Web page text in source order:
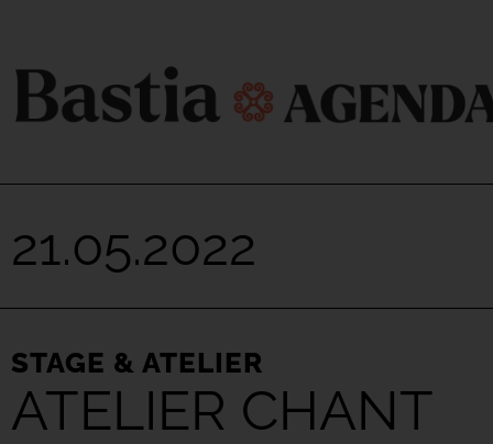
21.05.2022
STAGE & ATELIER
ATELIER CHANT